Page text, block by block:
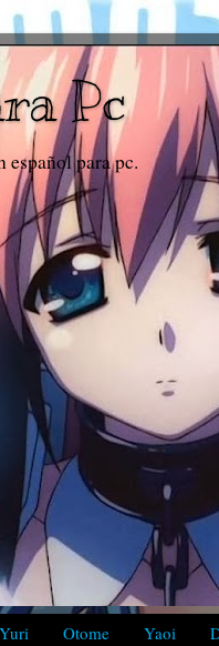
Pc
español para pc.
Yuri Otome Yaoi